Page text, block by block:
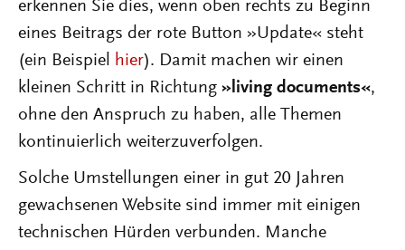
erkennen Sie dies, wenn oben rechts zu Beginn
eines Beitrags der rote Button »Update« steht
(ein Beispiel hier). Damit machen wir einen
kleinen Schritt in Richtung »living documents«,
ohne den Anspruch zu haben, alle Themen
kontinuierlich weiterzuverfolgen.
Solche Umstellungen einer in gut 20 Jahren
gewachsenen Website sind immer mit einigen
technischen Hürden verbunden. Manche